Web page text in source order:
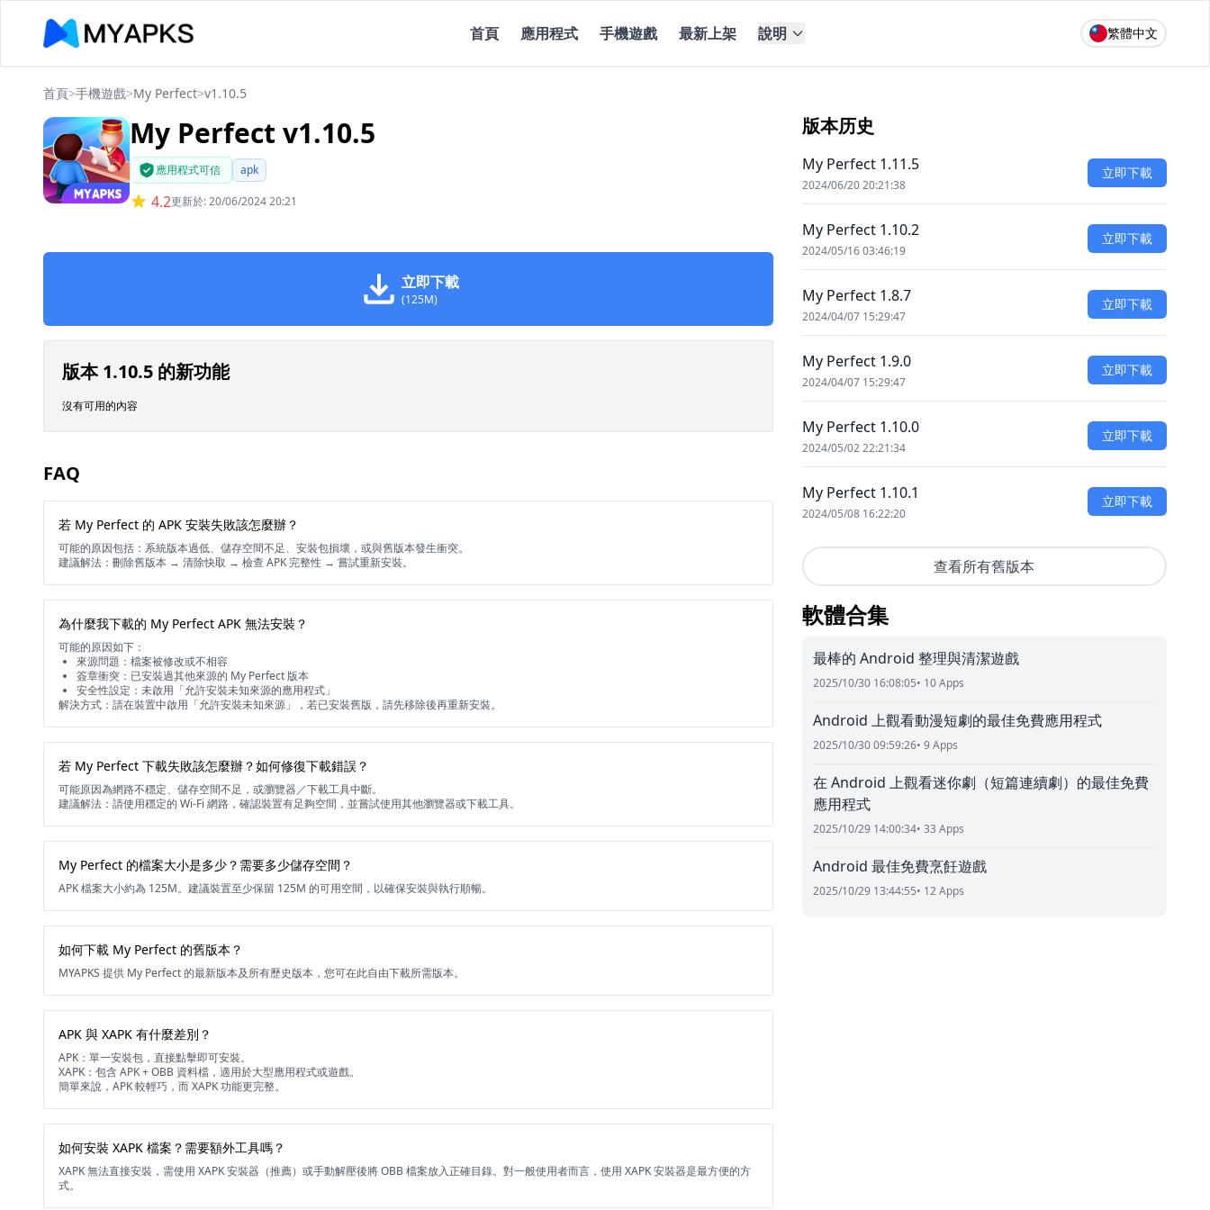
首頁 應用程式 手機遊戲 最新上架 說明 繁體中文
首頁>手機遊戲>My Perfect>v1.10.5
My Perfect v1.10.5
應用程式可信 apk
4.2更新於: 20/06/2024 20:21
立即下載
(125M)
版本 1.10.5 的新功能
沒有可用的內容
FAQ
若 My Perfect 的 APK 安裝失敗該怎麼辦？
可能的原因包括：系統版本過低、儲存空間不足、安裝包損壞，或與舊版本發生衝突。
建議解法：刪除舊版本 → 清除快取 → 檢查 APK 完整性 → 嘗試重新安裝。
為什麼我下載的 My Perfect APK 無法安裝？
可能的原因如下：
來源問題：檔案被修改或不相容
簽章衝突：已安裝過其他來源的 My Perfect 版本
安全性設定：未啟用「允許安裝未知來源的應用程式」
解決方式：請在裝置中啟用「允許安裝未知來源」，若已安裝舊版，請先移除後再重新安裝。
若 My Perfect 下載失敗該怎麼辦？如何修復下載錯誤？
可能原因為網路不穩定、儲存空間不足，或瀏覽器／下載工具中斷。
建議解法：請使用穩定的 Wi-Fi 網路，確認裝置有足夠空間，並嘗試使用其他瀏覽器或下載工具。
My Perfect 的檔案大小是多少？需要多少儲存空間？
APK 檔案大小約為 125M。建議裝置至少保留 125M 的可用空間，以確保安裝與執行順暢。
如何下載 My Perfect 的舊版本？
MYAPKS 提供 My Perfect 的最新版本及所有歷史版本，您可在此自由下載所需版本。
APK 與 XAPK 有什麼差別？
APK：單一安裝包，直接點擊即可安裝。
XAPK：包含 APK + OBB 資料檔，適用於大型應用程式或遊戲。
簡單來說，APK 較輕巧，而 XAPK 功能更完整。
如何安裝 XAPK 檔案？需要額外工具嗎？
XAPK 無法直接安裝，需使用 XAPK 安裝器（推薦）或手動解壓後將 OBB 檔案放入正確目錄。對一般使用者而言，使用 XAPK 安裝器是最方便的方
式。
版本历史
My Perfect 1.11.5
2024/06/20 20:21:38
立即下載
My Perfect 1.10.2
2024/05/16 03:46:19
立即下載
My Perfect 1.8.7
2024/04/07 15:29:47
立即下載
My Perfect 1.9.0
2024/04/07 15:29:47
立即下載
My Perfect 1.10.0
2024/05/02 22:21:34
立即下載
My Perfect 1.10.1
2024/05/08 16:22:20
立即下載
查看所有舊版本
軟體合集
最棒的 Android 整理與清潔遊戲
2025/10/30 16:08:05• 10 Apps
Android 上觀看動漫短劇的最佳免費應用程式
2025/10/30 09:59:26• 9 Apps
在 Android 上觀看迷你劇（短篇連續劇）的最佳免費
應用程式
2025/10/29 14:00:34• 33 Apps
Android 最佳免費烹飪遊戲
2025/10/29 13:44:55• 12 Apps